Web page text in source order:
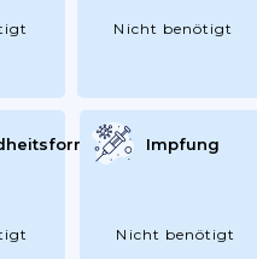
Nicht benötigt
Impfung
Nicht benötigt